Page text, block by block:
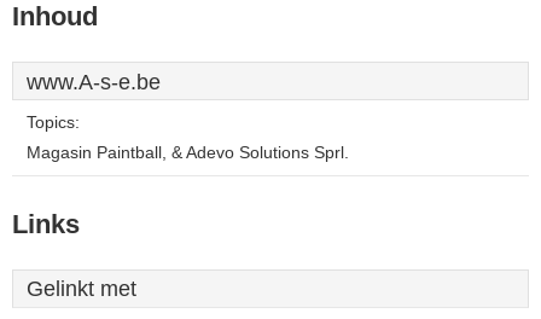
Inhoud
www.A-s-e.be
Topics:
Magasin Paintball, & Adevo Solutions Sprl.
Links
Gelinkt met